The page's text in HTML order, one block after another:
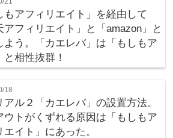
もアフィリエイト」を経由して
アフィリエイト」と「amazon」と
よう。「カエレバ」は「もしもア
と相性抜群！
18
アル２「カエレバ」の設置方法。
ウトがくずれる原因は「もしもア
エイト」にあった。